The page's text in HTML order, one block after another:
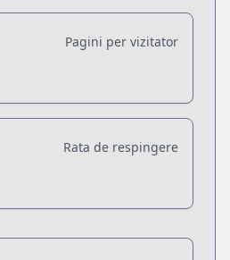
Pagini per vizitator
Rata de respingere